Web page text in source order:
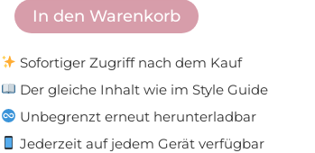
GuideIn den Warenkorb
Sofortiger Zugriff nach dem Kauf
Der gleiche Inhalt wie im Style Guide
Unbegrenzt erneut herunterladbar
Jederzeit auf jedem Gerät verfügbar